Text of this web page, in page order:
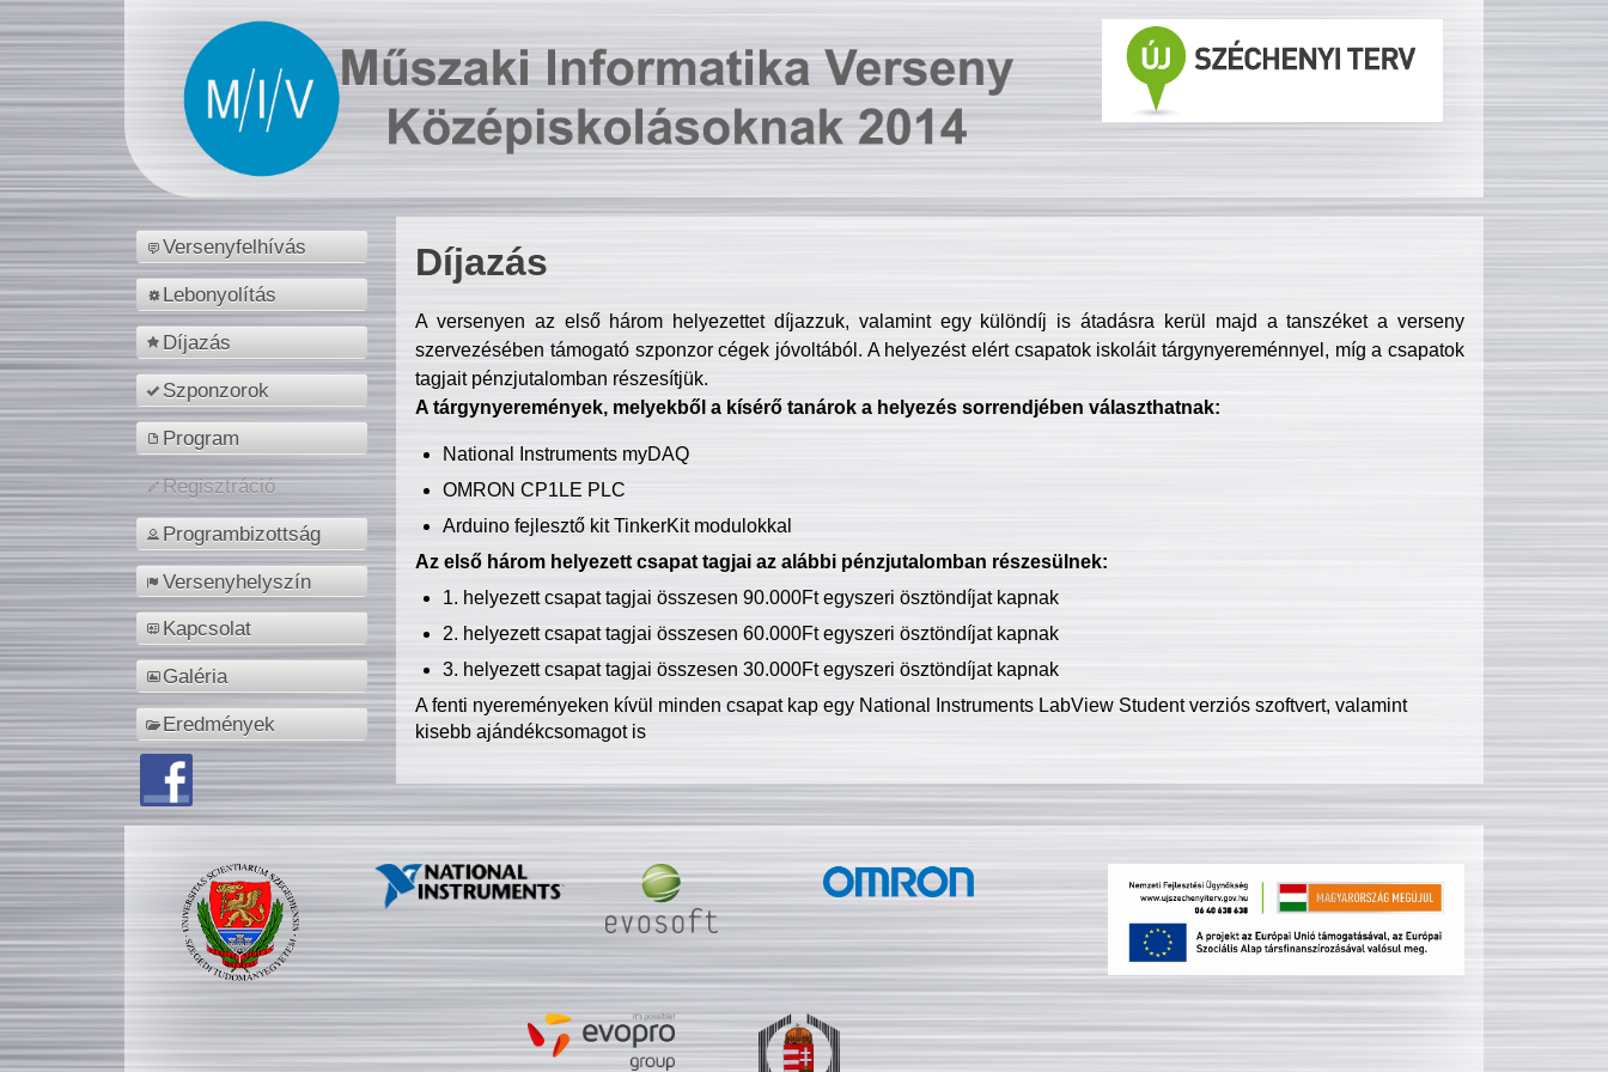
Versenyfelhívás
Lebonyolítás
Díjazás
Szponzorok
Program
Regisztráció
Programbizottság
Versenyhelyszín
Kapcsolat
Galéria
Eredmények
Díjazás
A versenyen az első három helyezettet díjazzuk, valamint egy különdíj is átadásra kerül majd a tanszéket a verseny
szervezésében támogató szponzor cégek jóvoltából. A helyezést elért csapatok iskoláit tárgynyereménnyel, míg a csapatok
tagjait pénzjutalomban részesítjük.
A tárgynyeremények, melyekből a kísérő tanárok a helyezés sorrendjében választhatnak:
National Instruments myDAQ
OMRON CP1LE PLC
Arduino fejlesztő kit TinkerKit modulokkal
Az első három helyezett csapat tagjai az alábbi pénzjutalomban részesülnek:
1. helyezett csapat tagjai összesen 90.000Ft egyszeri ösztöndíjat kapnak
2. helyezett csapat tagjai összesen 60.000Ft egyszeri ösztöndíjat kapnak
3. helyezett csapat tagjai összesen 30.000Ft egyszeri ösztöndíjat kapnak
A fenti nyereményeken kívül minden csapat kap egy National Instruments LabView Student verziós szoftvert, valamint
kisebb ajándékcsomagot is